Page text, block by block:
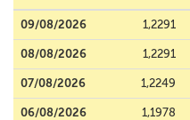
09/08/2026 1,2291
08/08/2026 1,2291
07/08/2026 1,2249
06/08/2026 1,1978